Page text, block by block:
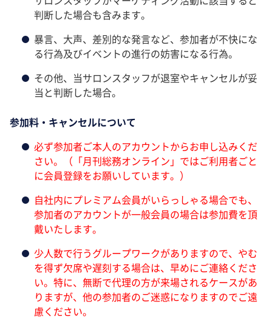
判断した場合も含みます。
暴言、大声、差別的な発言など、参加者が不快にな
る行為及びイベントの進行の妨害になる行為。
その他、当サロンスタッフが退室やキャンセルが妥
当と判断した場合。
参加料・キャンセルについて
必ず参加者ご本人のアカウントからお申し込みくだ
さい。（「月刊総務オンライン」ではご利用者ごと
に会員登録をお願いしています。）
自社内にプレミアム会員がいらっしゃる場合でも、
参加者のアカウントが一般会員の場合は参加費を頂
戴いたします。
少人数で行うグループワークがありますので、やむ
を得ず欠席や遅刻する場合は、早めにご連絡くださ
い。特に、無断で代理の方が来場されるケースがあ
りますが、他の参加者のご迷惑になりますのでご遠
慮ください。